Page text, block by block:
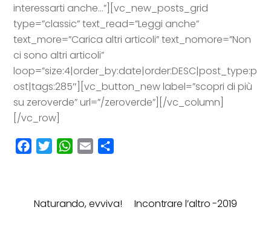
interessarti anche…”][vc_new_posts_grid
type=”classic” text_read=”Leggi anche”
text_more=”Carica altri articoli” text_nomore=”Non
ci sono altri articoli”
loop=”size:4|order_by:date|order:DESC|post_type:p
ost|tags:285″][vc_button_new label=”scopri di più
su zeroverde” url=”/zeroverde”][/vc_column]
[/vc_row]
b
t
W
s
l
i
Naturando, evviva! Incontrare l’altro -2019